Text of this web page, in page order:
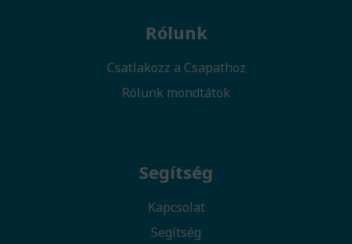
Rólunk
Csatlakozz a Csapathoz
Rólunk mondtátok
Segítség
Kapcsolat
Segítség